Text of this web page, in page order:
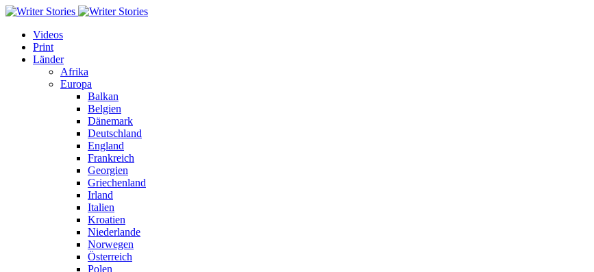
Videos
Print
Länder
Afrika
Europa
Balkan
Belgien
Dänemark
Deutschland
England
Frankreich
Georgien
Griechenland
Irland
Italien
Kroatien
Niederlande
Norwegen
Österreich
Polen